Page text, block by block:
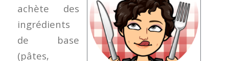
achète des
ingrédients
de base
(pâtes,